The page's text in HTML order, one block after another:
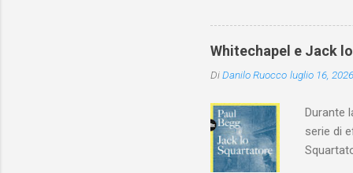
Whitechapel e Jack
DiDanilo Ruocco luglio 16, 2026
Durante
serie di